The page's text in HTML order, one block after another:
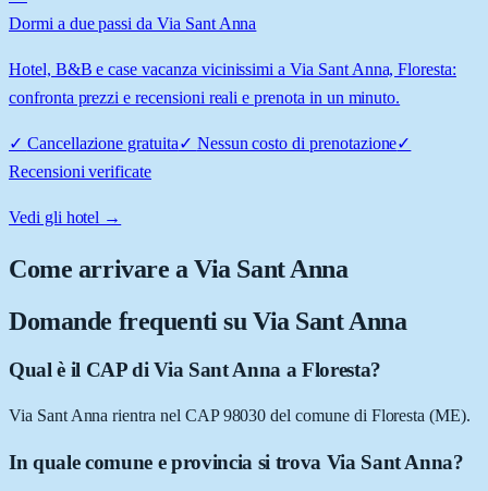
Dormi a due passi da Via Sant Anna
Hotel, B&B e case vacanza vicinissimi a Via Sant Anna, Floresta:
confronta prezzi e recensioni reali e prenota in un minuto.
✓ Cancellazione gratuita✓ Nessun costo di prenotazione✓
Recensioni verificate
Vedi gli hotel →
Come arrivare aVia Sant Anna
Domande frequenti su Via Sant Anna
Qual è il CAP di Via Sant Anna a Floresta?
Via Sant Anna rientra nel CAP 98030 del comune di Floresta (ME).
In quale comune e provincia si trova Via Sant Anna?